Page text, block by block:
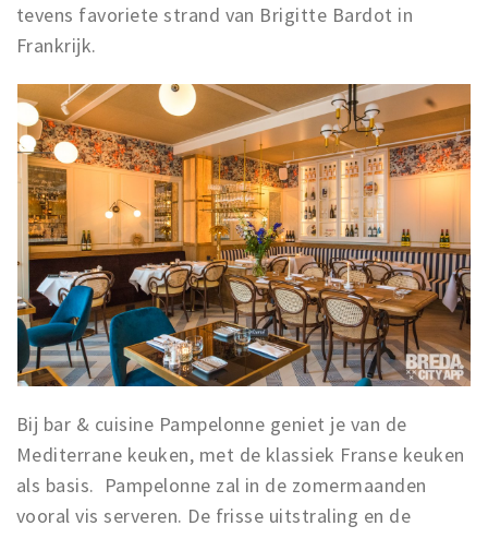
Sign in
tevens favoriete strand van Brigitte Bardot in
Frankrijk.
Bij bar & cuisine Pampelonne geniet je van de
Mediterrane keuken, met de klassiek Franse keuken
als basis. Pampelonne zal in de zomermaanden
vooral vis serveren. De frisse uitstraling en de